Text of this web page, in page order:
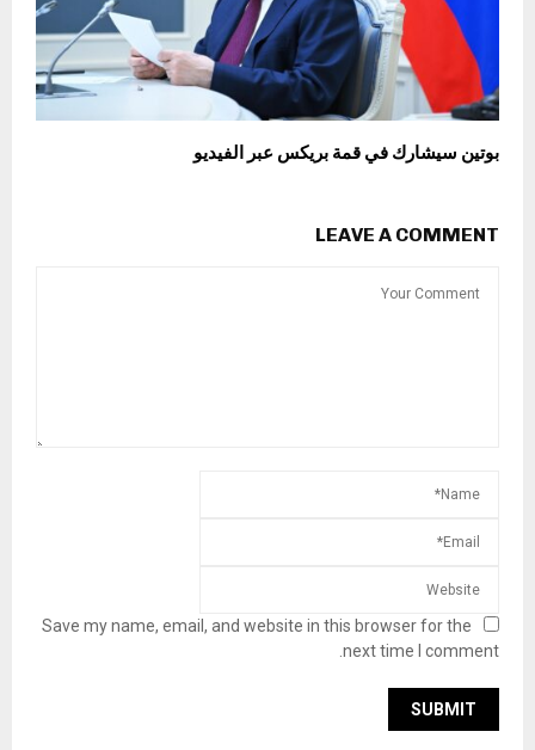
بوتين سيشارك في قمة بريكس عبر الفيديو
LEAVE A COMMENT
Save my name, email, and website in this browser for the
next time I comment.